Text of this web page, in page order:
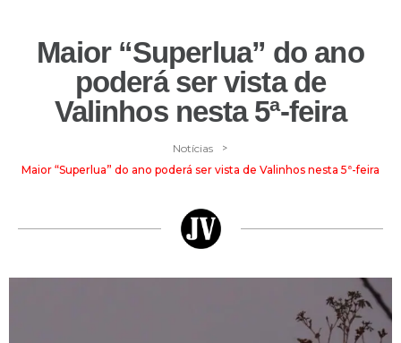
Maior “Superlua” do ano
poderá ser vista de
Valinhos nesta 5ª-feira
Notícias >
Maior “Superlua” do ano poderá ser vista de Valinhos nesta 5ª-feira